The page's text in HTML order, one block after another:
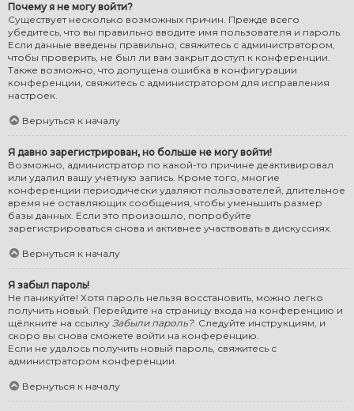
Почему я не могу войти?
Существует несколько возможных причин. Прежде всего
убедитесь, что вы правильно вводите имя пользователя и пароль.
Если данные введены правильно, свяжитесь с администратором,
чтобы проверить, не был ли вам закрыт доступ к конференции.
Также возможно, что допущена ошибка в конфигурации
конференции, свяжитесь с администратором для исправления
настроек.
Вернуться к началу
Я давно зарегистрирован, но больше не могу войти!
Возможно, администратор по какой-то причине деактивировал
или удалил вашу учётную запись. Кроме того, многие
конференции периодически удаляют пользователей, длительное
время не оставляющих сообщения, чтобы уменьшить размер
базы данных. Если это произошло, попробуйте
зарегистрироваться снова и активнее участвовать в дискуссиях.
Вернуться к началу
Я забыл пароль!
Не паникуйте! Хотя пароль нельзя восстановить, можно легко
получить новый. Перейдите на страницу входа на конференцию и
щёлкните на ссылку Забыли пароль?. Следуйте инструкциям, и
скоро вы снова сможете войти на конференцию.
Если не удалось получить новый пароль, свяжитесь с
администратором конференции.
Вернуться к началу